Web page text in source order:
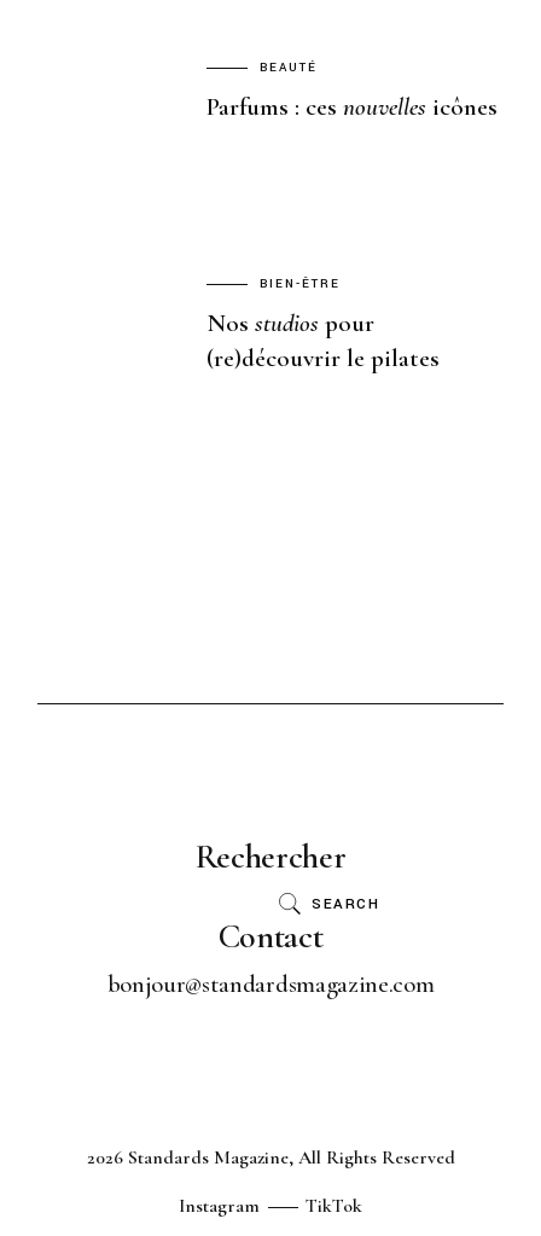
BEAUTÉ
Parfums : cesnouvelles icônes
BIEN-ÊTRE
Nosstudios pour
(re)découvrir le pilates
Rechercher
SEARCH
Contact
bonjour@standardsmagazine.com
2026 Standards Magazine, All Rights Reserved
Instagram
TikTok